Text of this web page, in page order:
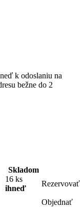
k odoslaniu na
bežne do 2
Skladom
16 ks
ihneď
Rezervovať
Objednať